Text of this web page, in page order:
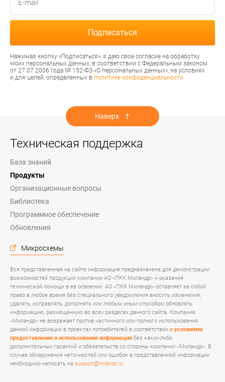
Нажимая кнопку «Подписаться», я даю свое согласие на обработку
моих персональных данных, в соответствии с Федеральным законом
от 27.07.2006 года № 152-ФЗ «О персональных данных», на условиях
и для целей, определенных в политике конфиденциальности
Наверх
Техническая поддержка
База знаний
Продукты
Организационные вопросы
Библиотека
Программное обеспечение
Обновления
Микросхемы
Вся представленная на сайте информация предназначена для демонстрации
возможностей продукции компании АО «ПКК Миландр» и оказания
технической помощи в ее освоении. АО «ПКК Миландр» оставляет за собой
право в любое время без специального уведомления вносить изменения,
удалять, исправлять, дополнять или любым иным способом обновлять
информацию, размещенную во всех разделах данного сайта. Компания
«Миландр» не возражает против частичного или полного использования
данной информации в проектах потребителей в соответствии с условиями
предоставления и использования информации без каких-либо
дополнительных гарантий и обязательств со стороны компании «Миландр». В
случае обнаружения неточностей или ошибок в представленной информации
необходимо написать на support@milandr.ru